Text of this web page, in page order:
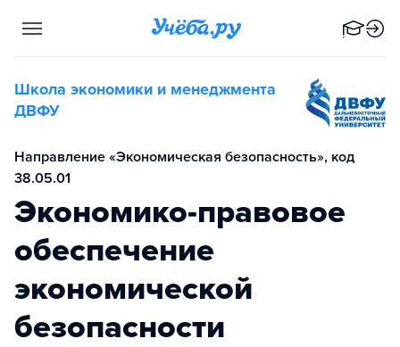
Школа экономики и менеджмента
ДВФУ
Направление «Экономическая безопасность», код
38.05.01
Экономико-правовое
обеспечение
экономической
безопасности